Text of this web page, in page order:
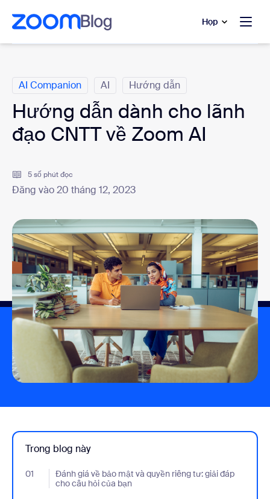
đến nội dung chính
trò chuyện trợ giúp
Họp
AI Companion AI Hướng dẫn
Hướng dẫn dành cho lãnh
đạo CNTT về Zoom AI
5 số phút đọc
Đăng vào 20 tháng 12, 2023
Trong blog này
01
Đánh giá về bảo mật và quyền riêng tư: giải đáp
cho câu hỏi của bạn
- Jumplink to Đánh giá về bảo mật và quyền riêng tư: giải đáp